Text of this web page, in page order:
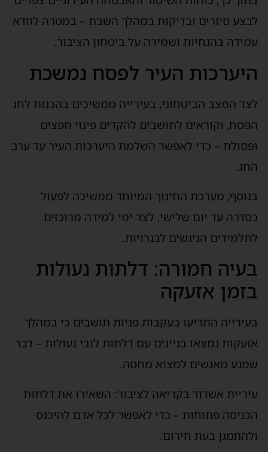
לבצע סיורים ובדיקות במהלך השבת – במטרה לוודא
עמידה בהנחיות ושמירה על ביטחון הציבור.
היערכות העיר לפסח נמשכת
לצד המצב הביטחוני, בעירייה ממשיכים בהכנות לחג
הפסח, וקוראים לתושבים להקדים פינוי חפצים
ופסולת – כדי לאפשר השלמת היערכות העיר עד ערב
החג.
בנוסף, מערכת החינוך המיוחד ממשיכה לפעול
כסדרה עד יום שלישי, לצד ימי למידה מרוכזים
לתלמידים הניגשים לבגרויות.
בעיה חמורה: דלתות נעולות
בזמן אזעקה
בעירייה התריעו בעקבות פניות תושבים כי במהלך
אזעקות נמצאו בניינים עם דלתות לובי נעולות – דבר
שמנע מאנשים למצוא מחסה.
עיריית אשדוד בקריאה לציבור: השאירו את דלתות
הכניסה פתוחות – כדי לאפשר לכל אדם להיכנס
ולהתמגן בעת חירום.